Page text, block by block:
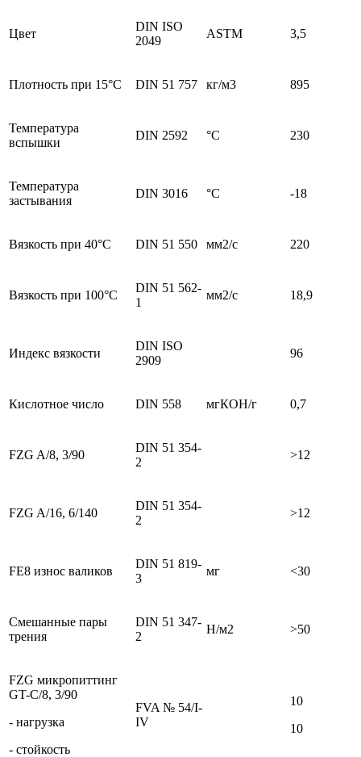
Цвет
DIN ISO
2049
ASTM 3,5
Плотность при 15°С DIN 51 757 кг/м3 895
Температура
вспышки
DIN 2592 °С 230
Температура
застывания
DIN 3016 °С -18
Вязкость при 40°С DIN 51 550 мм2/с 220
Вязкость при 100°С
DIN 51 562-
1
мм2/с 18,9
Индекс вязкости
DIN ISO
2909
96
Кислотное число DIN 558 мгКОН/г 0,7
FZG A/8, 3/90
DIN 51 354-
2
>12
FZG A/16, 6/140
DIN 51 354-
2
>12
FE8 износ валиков
DIN 51 819-
3
мг <30
Смешанные пары
трения
DIN 51 347-
2
Н/м2 >50
FZG микропиттинг
GT-C/8, 3/90
- нагрузка
- стойкость
FVA № 54/I-
IV
10
10